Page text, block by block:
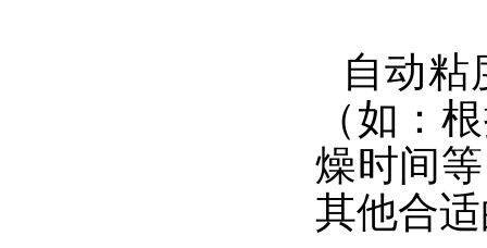
自动
（如：
燥时间
其他合